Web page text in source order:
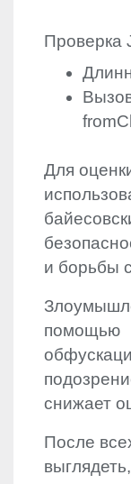
Проверка
Для
и борьбы
помощью
снижает
После
выглядеть,